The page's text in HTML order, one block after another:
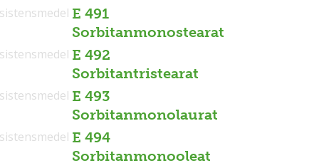
E 491
Sorbitanmonostearat
E 492
Sorbitantristearat
E 493
Sorbitanmonolaurat
E 494
Sorbitanmonooleat